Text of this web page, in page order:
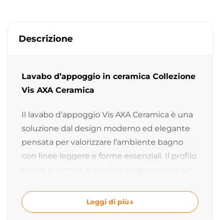
Descrizione
Lavabo d’appoggio in ceramica Collezione
Vis AXA Ceramica
Il lavabo d’appoggio Vis AXA Ceramica è una
soluzione dal design moderno ed elegante
pensata per valorizzare l’ambiente bagno
con linee leggere e forme essenziali. Il profilo
contemporanea e praticità quotidiana,
rendendolo ideale per composizioni bagno
Leggi di più